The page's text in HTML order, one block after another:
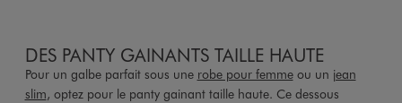
DES PANTY GAINANTS TAILLE HAUTE
Pour un galbe parfait sous une robe pour femmeou un jean
slim, optez pour le panty gainant taille haute. Ce dessous